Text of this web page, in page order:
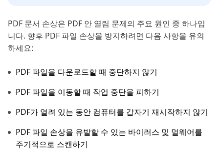
PDF 문서 손상은 PDF 안 열림 문제의 주요 원인 중 하나입
니다. 향후 PDF 파일 손상을 방지하려면 다음 사항을 유의
하세요:
PDF 파일을 다운로드할 때 중단하지 않기
PDF 파일을 이동할 때 작업 중단을 피하기
PDF가 열려 있는 동안 컴퓨터를 갑자기 재시작하지 않기
PDF 파일 손상을 유발할 수 있는 바이러스 및 멀웨어를
주기적으로 스캔하기